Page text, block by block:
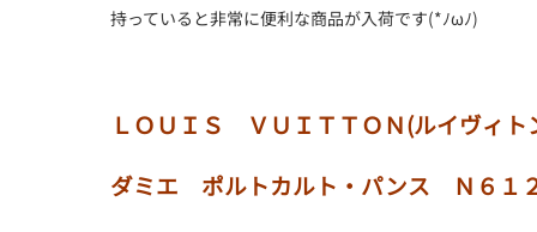
持っていると非常に便利な商品が入荷です(*ﾉωﾉ)
ＬＯＵＩＳ ＶＵＩＴＴＯＮ(ルイヴィト
ダミエ ポルトカルト・パンス Ｎ６１